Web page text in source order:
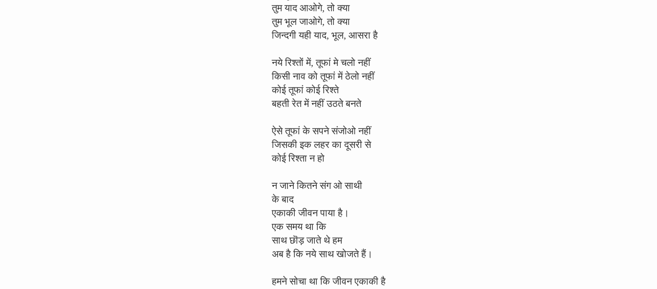
तुम याद आओगे, तो क्या
तुम भूल जाओगे, तो क्या
जिन्दगी यही याद, भूल, आसरा है
नये रिश्तों में, तूफां मे चलो नहीं
किसी नाव को तूफां में ठेलो नहीं
कोई तूफां कोई रिश्ते
बहती रेत में नहीं उठते बनते
ऐसे तूफां के सपने संजोओ नहीं
जिसकी इक लहर का दूसरी से
कोई रिश्ता न हो
न जाने कितने संग ओ साथी
के बाद
एकाकी जीवन पाया है।
एक समय था कि
साथ छॊड़ जाते थे हम
अब है कि नये साथ खोजते हैं।
हमने सोचा था कि जीवन एकाकी है